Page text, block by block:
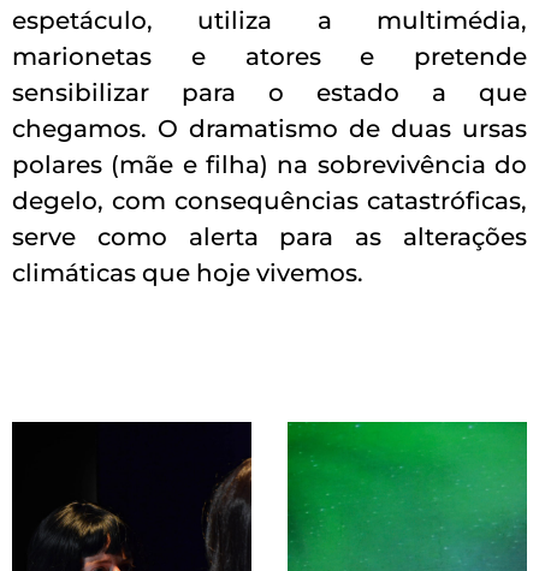
espetáculo, utiliza a multimédia,
marionetas e atores e pretende
sensibilizar para o estado a que
chegamos. O dramatismo de duas ursas
polares (mãe e filha) na sobrevivência do
degelo, com consequências catastróficas,
serve como alerta para as alterações
climáticas que hoje vivemos.